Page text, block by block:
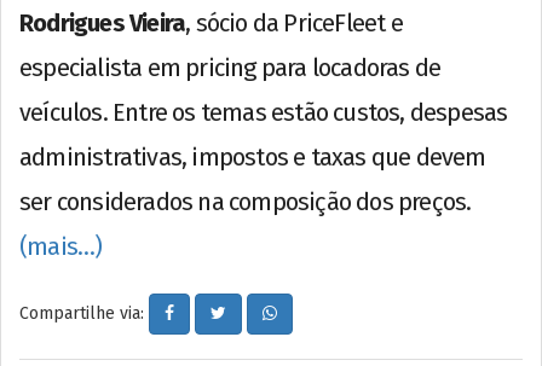
Rodrigues Vieira, sócio da PriceFleet e
especialista em pricing para locadoras de
veículos. Entre os temas estão custos, despesas
administrativas, impostos e taxas que devem
ser considerados na composição dos preços.
(mais…)
Compartilhe via: